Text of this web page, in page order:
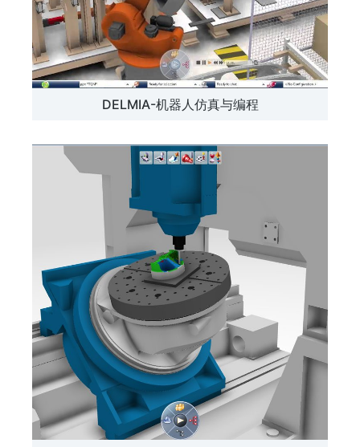
DELMIA-机器人仿真与编程